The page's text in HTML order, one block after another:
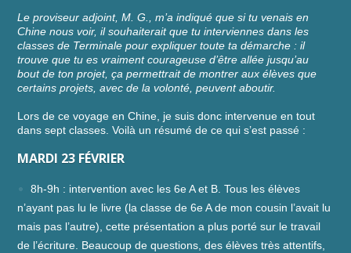
Le proviseur adjoint, M. G., m’a indiqué que si tu venais en
Chine nous voir, il souhaiterait que tu interviennes dans les
classes de Terminale pour expliquer toute ta démarche : il
trouve que tu es vraiment courageuse d’être allée jusqu’au
bout de ton projet, ça permettrait de montrer aux élèves que
certains projets, avec de la volonté, peuvent aboutir.
Lors de ce voyage en Chine, je suis donc intervenue en tout
dans sept classes. Voilà un résumé de ce qui s’est passé :
MARDI 23 FÉVRIER
8h-9h : intervention avec les 6e A et B. Tous les élèves
n’ayant pas lu le livre (la classe de 6e A de mon cousin l’avait lu
mais pas l’autre), cette présentation a plus porté sur le travail
de l’écriture. Beaucoup de questions, des élèves très attentifs,